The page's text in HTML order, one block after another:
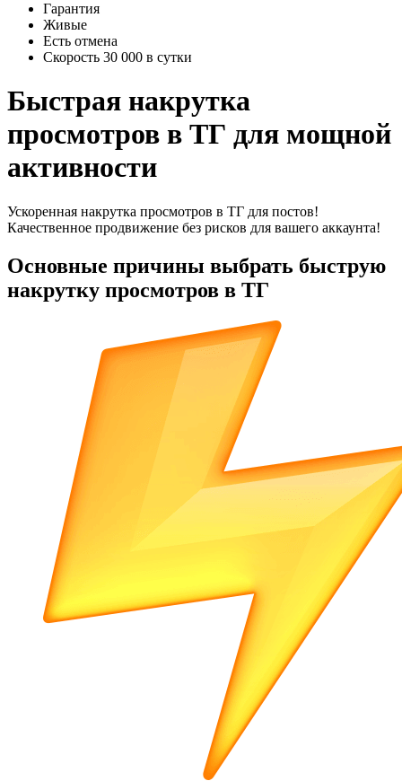
Гарантия
Живые
Есть отмена
Скорость 30 000 в сутки
Быстрая накрутка
просмотров в ТГ для мощной
активности
Ускоренная накрутка просмотров в ТГ для постов!
Качественное продвижение без рисков для вашего аккаунта!
Основные причины выбрать быструю
накрутку просмотров в ТГ